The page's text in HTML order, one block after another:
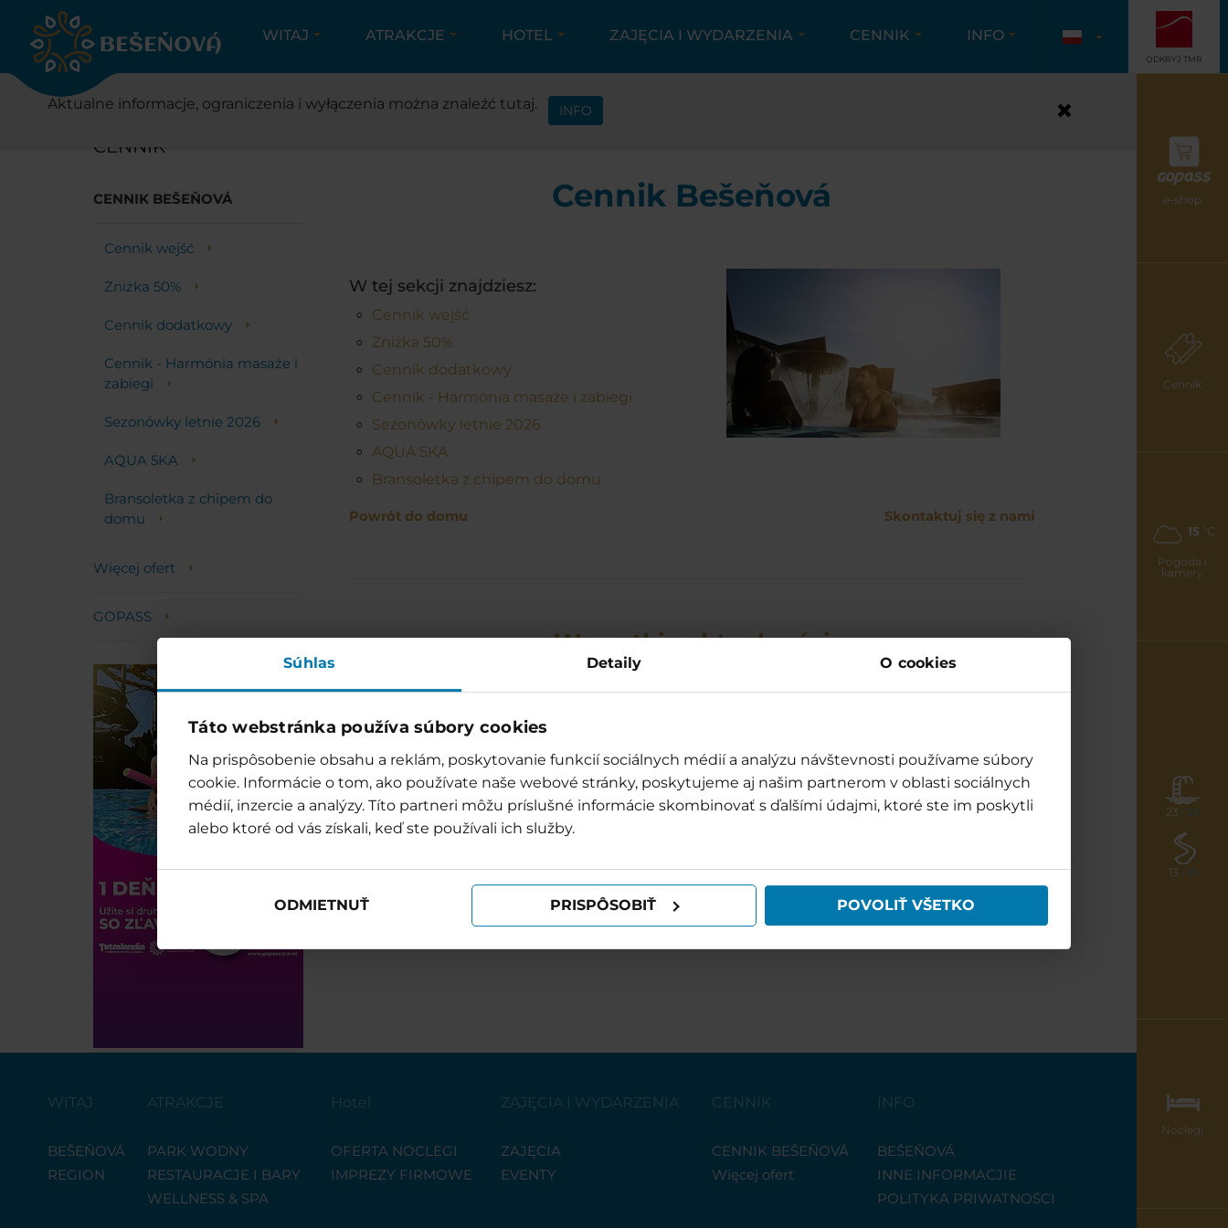
Súhlas Detaily O cookies
Táto webstránka používa súbory cookies
Na prispôsobenie obsahu a reklám, poskytovanie funkcií sociálnych médií a analýzu návštevnosti používame súbory
cookie. Informácie o tom, ako používate naše webové stránky, poskytujeme aj našim partnerom v oblasti sociálnych
médií, inzercie a analýzy. Títo partneri môžu príslušné informácie skombinovať s ďalšími údajmi, ktoré ste im poskytli
alebo ktoré od vás získali, keď ste používali ich služby.
ODMIETNUŤ PRISPÔSOBIŤ POVOLIŤ VŠETKO
e-shop
Cennik
15 °C
Pogoda i
kamery
23 / 23
13 / 13
Noclegi
WITAJ ATRAKCJE HOTEL ZAJĘCIA I WYDARZENIA CENNIK INFO
ODKRYJ TMR
CENNIK
CENNIK
CENNIK BEŠEŇOVÁ
Cennik wejść
Zniżka 50%
Cennik dodatkowy
Cennik - Harmónia masaże i
zabiegi
Sezonówky letnie 2026
AQUA 5KA
Bransoletka z chipem do
domu
Więcej ofert
GOPASS
Cennik Bešeňová
W tej sekcji znajdziesz:
Cennik wejść
Zniżka 50%
Cennik dodatkowy
Cennik - Harmónia masaże i zabiegi
Sezonówky letnie 2026
AQUA 5KA
Bransoletka z chipem do domu
Powrót do domu Skontaktuj się z nami
Wszystkie aktualności
Zobacz nowy park wodny Bešeňová i wybierać z szerokiej
gamy nadchodzących wydarzeniach.
AKTUALNOŚCI
WITAJ
BEŠEŇOVÁ
REGION
ATRAKCJE
PARK WODNY
RESTAURACJE I BARY
WELLNESS & SPA
Hotel
OFERTA NOCLEGI
IMPREZY FIRMOWE
ZAJĘCIA I WYDARZENIA
ZAJĘCIA
EVENTY
CENNIK
CENNIK BEŠEŇOVÁ
Więcej ofert
INFO
BEŠEŇOVÁ
INNE INFORMACJIE
POLITYKA PRIWATNOŚCI
Aktualne informacje, ograniczenia i wyłączenia można znaleźć tutaj. INFO